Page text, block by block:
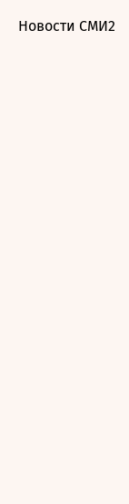
Новости СМИ2